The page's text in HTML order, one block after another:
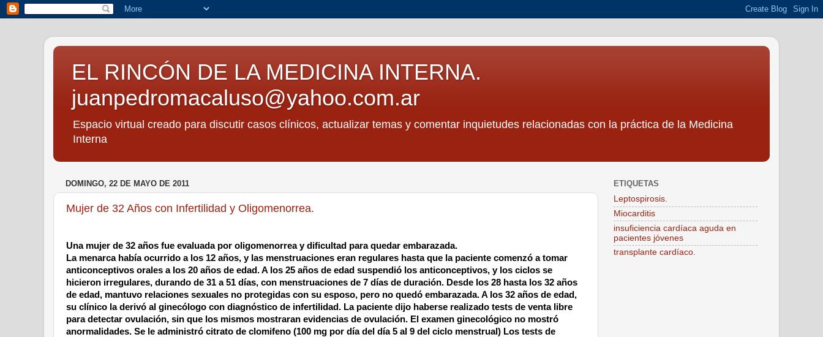
EL RINCÓN DE LA MEDICINA INTERNA.
juanpedromacaluso@yahoo.com.ar
Espacio virtual creado para discutir casos clínicos, actualizar temas y comentar inquietudes relacionadas con la práctica de la Medicina
Interna
DOMINGO, 22 DE MAYO DE 2011
Mujer de 32 Años con Infertilidad y Oligomenorrea.
Una mujer de 32 años fue evaluada por oligomenorrea y dificultad para quedar embarazada.
La menarca había ocurrido a los 12 años, y las menstruaciones eran regulares hasta que la paciente comenzó a tomar
anticonceptivos orales a los 20 años de edad. A los 25 años de edad suspendió los anticonceptivos, y los ciclos se
hicieron irregulares, durando de 31 a51 días, con menstruaciones de 7 días de duración. Desde los 28 hasta los 32 años
de edad, mantuvo relaciones sexuales no protegidas con su esposo, pero no quedó embarazada. A los 32 años de edad,
su clínico la derivó al ginecólogo con diagnóstico de infertilidad. La paciente dijo haberse realizado tests de venta libre
para detectar ovulación, sin que los mismos mostraran evidencias de ovulación. El examen ginecológico no mostró
anormalidades. Se le administró citrato de clomifeno (100 mg por día del día 5 al 9 del ciclo menstrual) Los tests de
ETIQUETAS
Leptospirosis.
Miocarditis
insuficiencia cardíaca aguda en
pacientes jóvenes
transplante cardíaco.